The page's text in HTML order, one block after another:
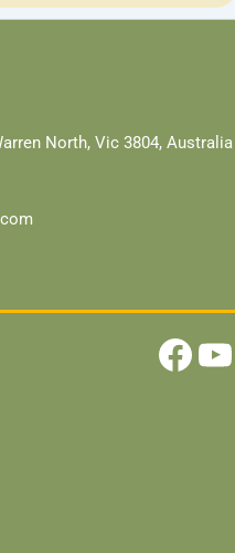
North, Vic 3804, Australia
Facebook YouTube